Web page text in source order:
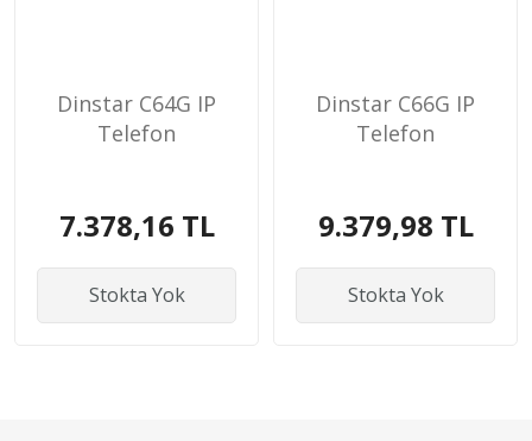
Dinstar C64G IP
Telefon
7.378,16 TL
Stokta Yok
Dinstar C66G IP
Telefon
9.379,98 TL
Stokta Yok